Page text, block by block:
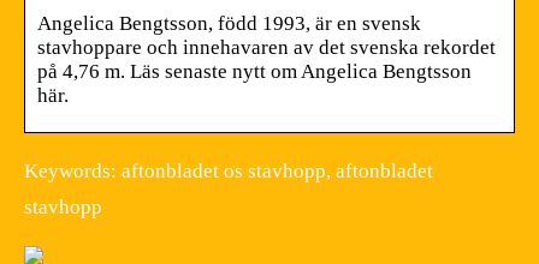
Angelica Bengtsson, född 1993, är en svensk
stavhoppare och innehavaren av det svenska rekordet
på 4,76 m. Läs senaste nytt om Angelica Bengtsson
här.
Keywords: aftonbladet os stavhopp, aftonbladet
stavhopp